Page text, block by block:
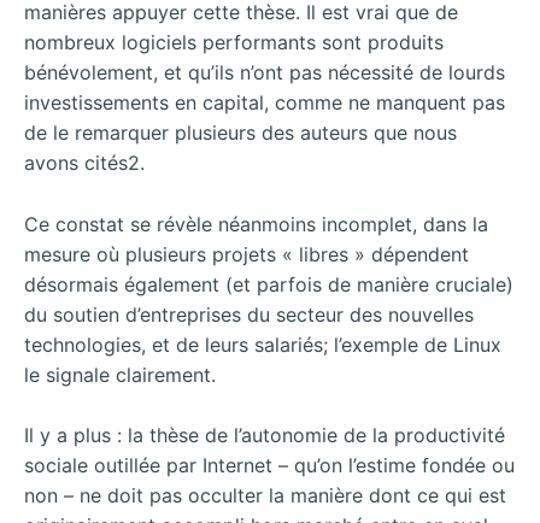
manières appuyer cette thèse. Il est vrai que de
nombreux logiciels performants sont produits
bénévolement, et qu’ils n’ont pas nécessité de lourds
investissements en capital, comme ne manquent pas
de le remarquer plusieurs des auteurs que nous
avons cités2.
Ce constat se révèle néanmoins incomplet, dans la
mesure où plusieurs projets « libres » dépendent
désormais également (et parfois de manière cruciale)
du soutien d’entreprises du secteur des nouvelles
technologies, et de leurs salariés; l’exemple de Linux
le signale clairement.
Il y a plus : la thèse de l’autonomie de la productivité
sociale outillée par Internet – qu’on l’estime fondée ou
non – ne doit pas occulter la manière dont ce qui est